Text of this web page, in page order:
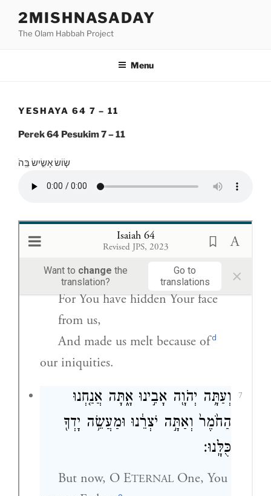
content
2MISHNASADAY
The Olam Habbah Project
Menu
YESHAYA 64 7 – 11
Perek 64 Pesukim 7 – 11
שׂ֧וֹשׂ אָשִׂ֣ישׂ בַּֽהֹ